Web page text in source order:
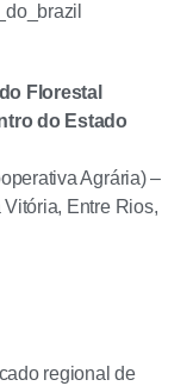
Florestal
do Estado
Agrária) –
Entre Rios,
regional de